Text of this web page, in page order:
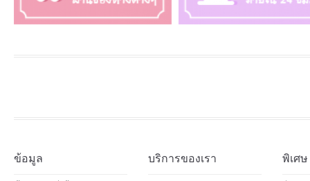
ข้อมูล บริการของเรา พิเศษ